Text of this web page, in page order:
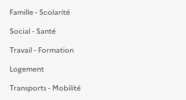
Famille - Scolarité
Social - Santé
Travail - Formation
Logement
Transports - Mobilité